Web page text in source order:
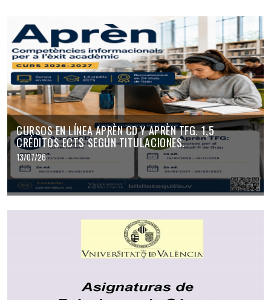
CURSOS EN LÍNEA APRÈN CD Y APRÈN TFG. 1,5
CRÉDITOS ECTS SEGÚN TITULACIONES.
13/07/26